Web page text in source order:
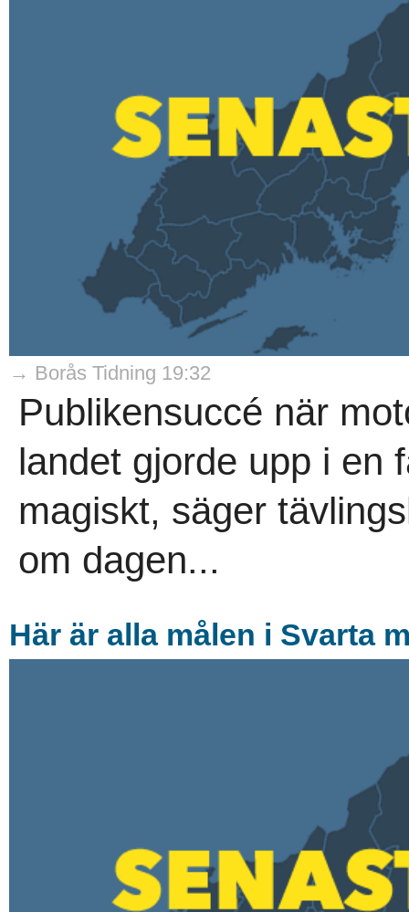
→ Borås Tidning 19:32
Publikensuccé när
landet gjorde upp i en
magiskt, säger
om dagen...
Här är alla målen i Svarta